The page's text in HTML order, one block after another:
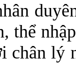
thể
chân lý